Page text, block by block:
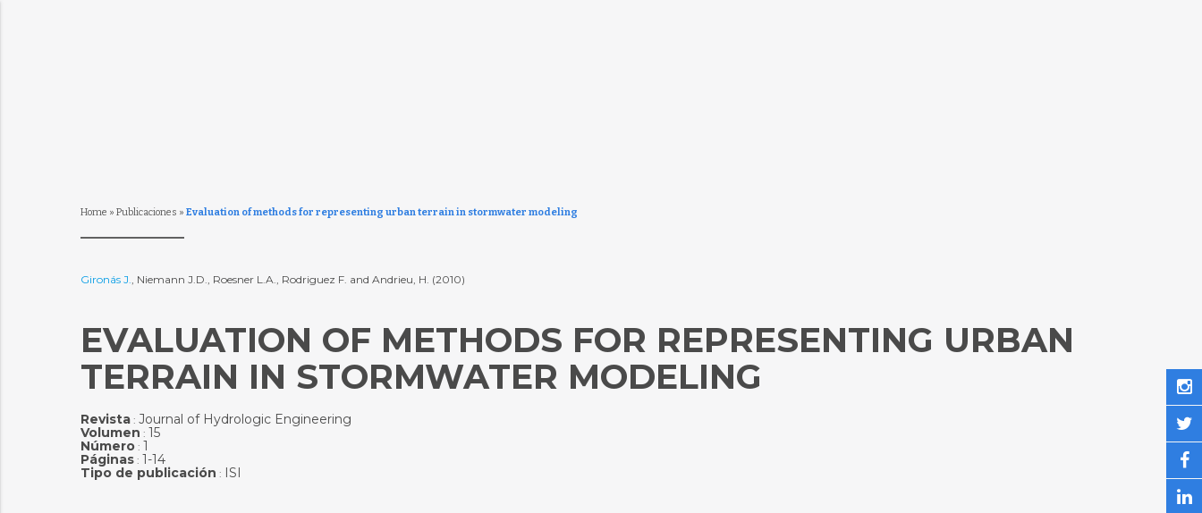
Home » Publicaciones » Evaluation of methods for representing urban terrain in stormwater modeling
Gironás J., Niemann J.D., Roesner L.A., Rodriguez F. and Andrieu, H. (2010)
EVALUATION OF METHODS FOR REPRESENTING URBAN
TERRAIN IN STORMWATER MODELING
Revista: Journal of Hydrologic Engineering
Volumen : 15
Número: 1
Páginas: 1-14
Tipo de publicación : ISI